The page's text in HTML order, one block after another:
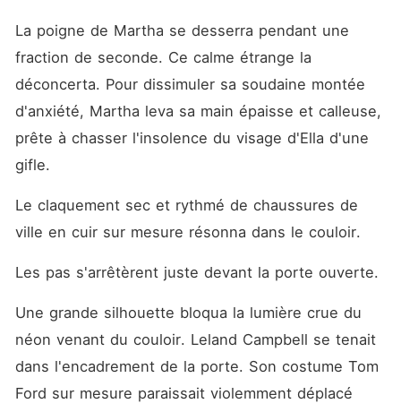
La poigne de Martha se desserra pendant une
fraction de seconde. Ce calme étrange la
déconcerta. Pour dissimuler sa soudaine montée
d'anxiété, Martha leva sa main épaisse et calleuse,
prête à chasser l'insolence du visage d'Ella d'une
gifle.
Le claquement sec et rythmé de chaussures de
ville en cuir sur mesure résonna dans le couloir.
Les pas s'arrêtèrent juste devant la porte ouverte.
Une grande silhouette bloqua la lumière crue du
néon venant du couloir. Leland Campbell se tenait
dans l'encadrement de la porte. Son costume Tom
Ford sur mesure paraissait violemment déplacé